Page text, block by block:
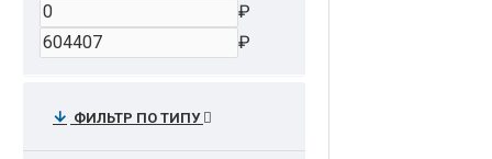
₽
₽
ФИЛЬТР ПО ТИПУ